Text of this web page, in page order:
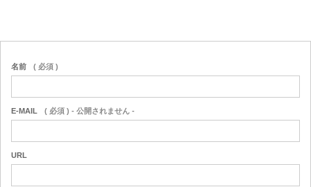
名前 ( 必須 )
E-MAIL ( 必須 ) - 公開されません -
URL